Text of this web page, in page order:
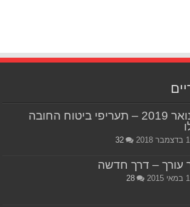
מינואר 2019 – תעריפי ביטוח החובה
2018
32
עורך – דרך חדשה
28